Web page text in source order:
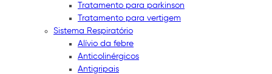
Tratamento para parkinson
Tratamento para vertigem
Sistema Respiratório
Alívio da febre
Anticolinérgicos
Antigripais